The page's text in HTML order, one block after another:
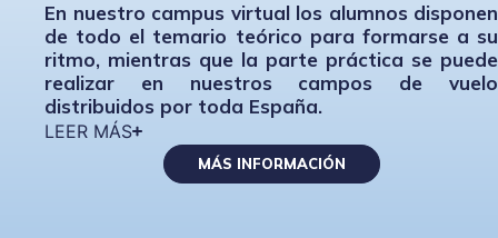
En nuestro campus virtual los alumnos disponen
de todo el temario teórico para formarse a su
ritmo, mientras que la parte práctica se puede
realizar en nuestros campos de vuelo
distribuidos por toda España.
LEER MÁS
MÁS INFORMACIÓN